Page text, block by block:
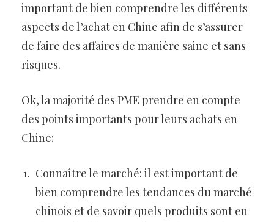
important de bien comprendre les différents
aspects de l’achat en Chine afin de s’assurer
de faire des affaires de manière saine et sans
risques.
Ok, la majorité des PME prendre en compte
des points importants pour leurs achats en
Chine:
Connaître le marché: il est important de
bien comprendre les tendances du marché
chinois et de savoir quels produits sont en